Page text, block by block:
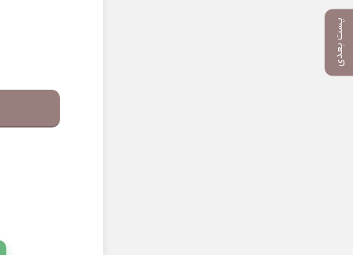
پست بعدی